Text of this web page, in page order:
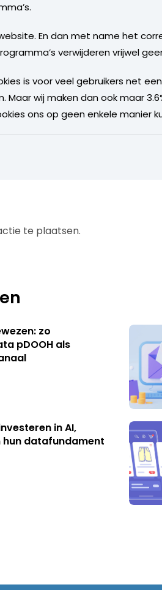
En dan met name het
verwijderen vrijwel
is voor veel gebruikers net
Maar wij maken dan ook maar
ons op geen enkele manier
te plaatsen.
zo
pDOOH als
in AI,
datafundament